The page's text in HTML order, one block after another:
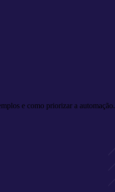
e como priorizar a automação.